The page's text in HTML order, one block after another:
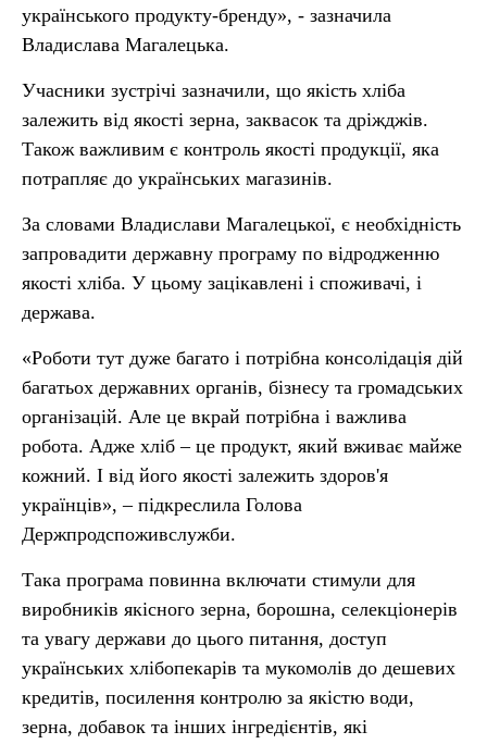
українського продукту-бренду», - зазначила
Владислава Магалецька.
Учасники зустрічі зазначили, що якість хліба
залежить від якості зерна, заквасок та дріжджів.
Також важливим є контроль якості продукції, яка
потрапляє до українських магазинів.
За словами Владислави Магалецької, є необхідність
запровадити державну програму по відродженню
якості хліба. У цьому зацікавлені і споживачі, і
держава.
«Роботи тут дуже багато і потрібна консолідація дій
багатьох державних органів, бізнесу та громадських
організацій. Але це вкрай потрібна і важлива
робота. Адже хліб – це продукт, який вживає майже
кожний. І від його якості залежить здоров'я
українців», – підкреслила Голова
Держпродспоживслужби.
Така програма повинна включати стимули для
виробників якісного зерна, борошна, селекціонерів
та увагу держави до цього питання, доступ
українських хлібопекарів та мукомолів до дешевих
кредитів, посилення контролю за якістю води,
зерна, добавок та інших інгредієнтів, які